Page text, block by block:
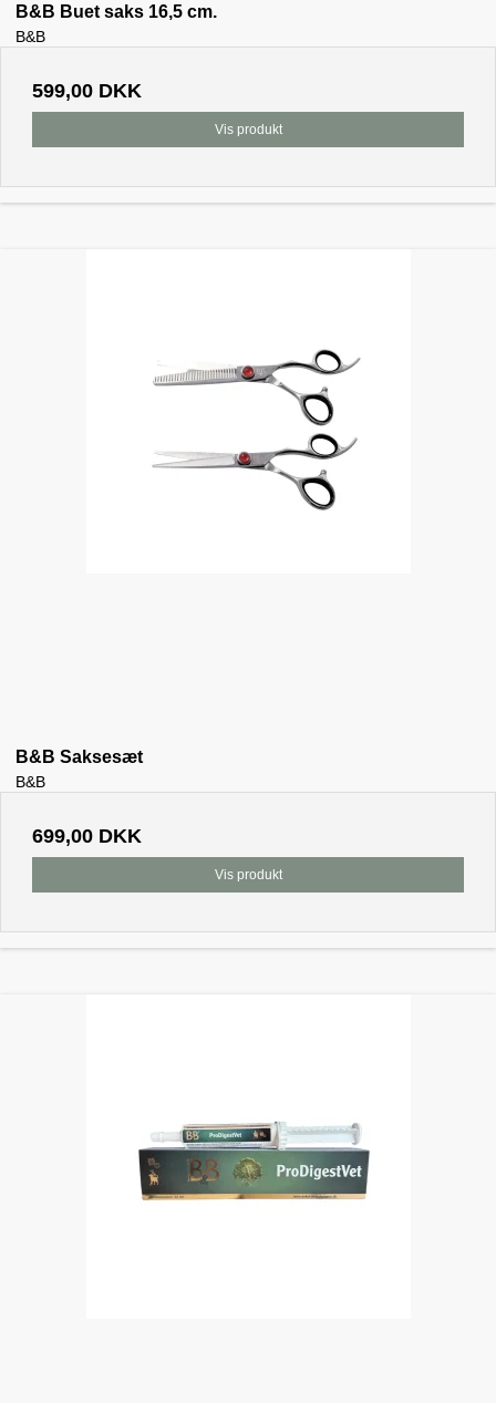
B&B Buet saks 16,5 cm.
B&B
599,00 DKK
Vis produkt
B&B Saksesæt
B&B
699,00 DKK
Vis produkt